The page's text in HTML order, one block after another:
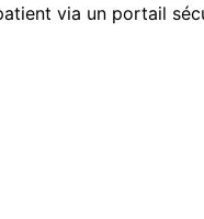
via un portail